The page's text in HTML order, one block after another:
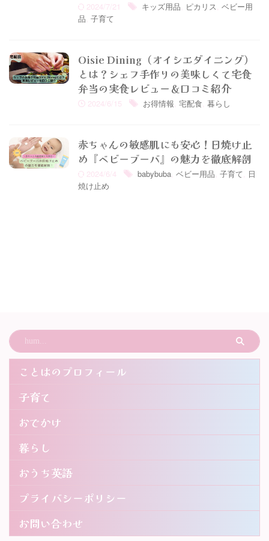
2024/7/21 キッズ用品, ピカリス, ベビー用
品, 子育て
Oisie Dining（オイシエダイニング）
とは？シェフ手作りの美味しくて宅食
弁当の実食レビュー＆口コミ紹介
2024/6/15 お得情報, 宅配食, 暮らし
赤ちゃんの敏感肌にも安心！日焼け止
め『ベビーブーバ』の魅力を徹底解剖
2024/6/4 babybuba, ベビー用品, 子育て, 日
焼け止め
ことはのプロフィール
子育て
おでかけ
暮らし
おうち英語
プライバシーポリシー
お問い合わせ